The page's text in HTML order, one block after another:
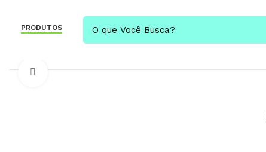
PRODUTOS
Click to enlarge